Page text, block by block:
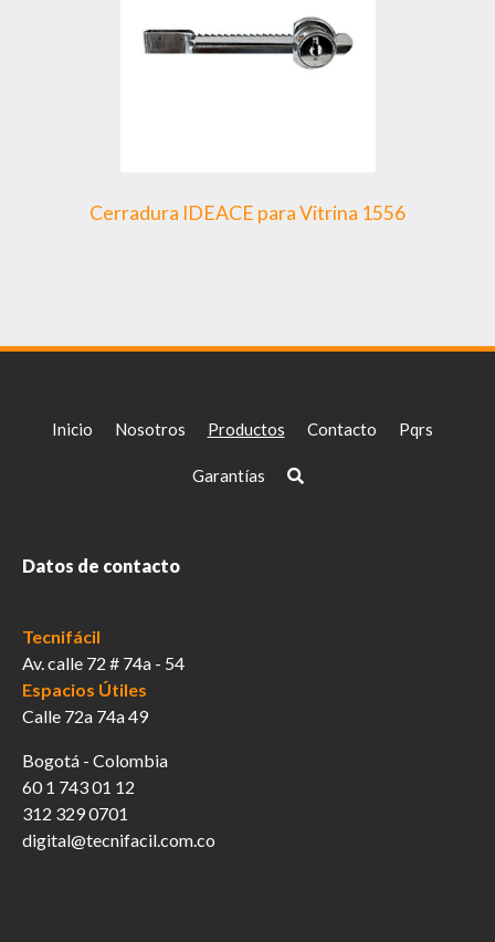
Cerradura IDEACE para Vitrina 1556
Inicio Nosotros Productos Contacto Pqrs
Garantías
Datos de contacto
Tecnifácil
Av. calle 72 # 74a - 54
Espacios Útiles
Calle 72a 74a 49
Bogotá - Colombia
60 1 743 01 12
312 329 0701
digital@tecnifacil.com.co